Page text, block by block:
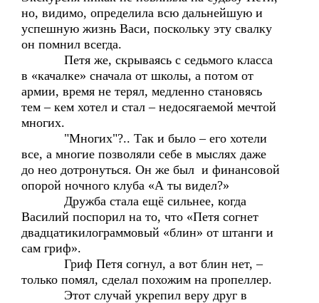
но, видимо, определила всю дальнейшую и
успешную жизнь Васи, поскольку эту свалку
он помнил всегда.
Петя же, скрываясь с седьмого класса
в «качалке» сначала от школы, а потом от
армии, время не терял, медленно становясь
тем – кем хотел и стал – недосягаемой мечтой
многих.
"Многих"?.. Так и было – его хотели
все, а многие позволяли себе в мыслях даже
до нео дотронуться. Он же был и финансовой
опорой ночного клуба «А ты видел?»
Дружба стала ещё сильнее, когда
Василий поспорил на то, что «Петя согнет
двадцатикилограммовый «блин» от штанги и
сам гриф».
Гриф Петя согнул, а вот блин нет, –
только помял, сделал похожим на пропеллер.
Этот случай укрепил веру друг в